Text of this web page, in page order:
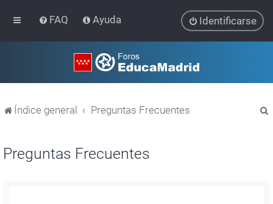
FAQ Ayuda Identificarse
Índice general Preguntas Frecuentes
Preguntas Frecuentes